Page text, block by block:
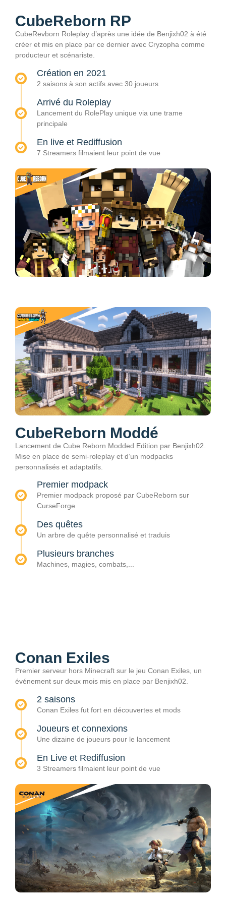
CubeReborn RP
CubeRevborn Roleplay d’après une idée de Benjixh02 à été
créer et mis en place par ce dernier avec Cryzopha comme
producteur et scénariste.
Création en 2021
2 saisons à son actifs avec 30 joueurs
Arrivé du Roleplay
Lancement du RolePlay unique via une trame
principale
En live et Rediffusion
7 Streamers filmaient leur point de vue
CubeReborn Moddé
Lancement de Cube Reborn Modded Edition par Benjixh02.
Mise en place de semi-roleplay et d’un modpacks
personnalisés et adaptatifs.
Premier modpack
Premier modpack proposé par CubeReborn sur
CurseForge
Des quêtes
Un arbre de quête personnalisé et traduis
Plusieurs branches
Machines, magies, combats,...
Conan Exiles
Premier serveur hors Minecraft sur le jeu Conan Exiles, un
événement sur deux mois mis en place par Benjixh02.
2 saisons
Conan Exiles fut fort en découvertes et mods
Joueurs et connexions
Une dizaine de joueurs pour le lancement
En Live et Rediffusion
3 Streamers filmaient leur point de vue